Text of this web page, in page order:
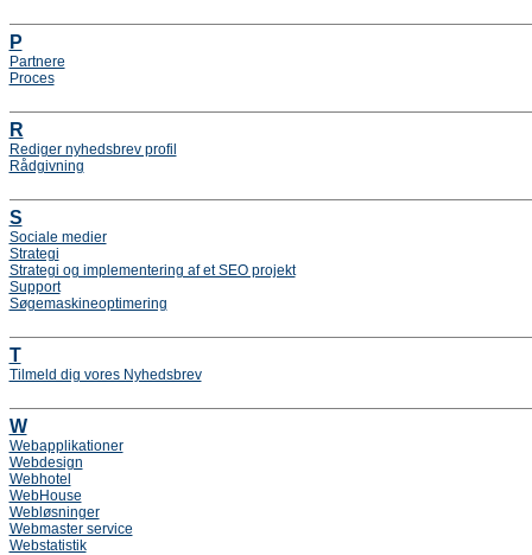
P
Partnere
Proces
R
Rediger nyhedsbrev profil
Rådgivning
S
Sociale medier
Strategi
Strategi og implementering af et SEO projekt
Support
Søgemaskineoptimering
T
Tilmeld dig vores Nyhedsbrev
W
Webapplikationer
Webdesign
Webhotel
WebHouse
Webløsninger
Webmaster service
Webstatistik